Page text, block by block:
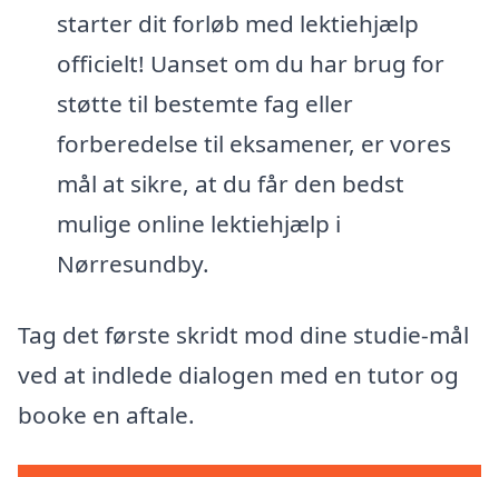
starter dit forløb med lektiehjælp
officielt! Uanset om du har brug for
støtte til bestemte fag eller
forberedelse til eksamener, er vores
mål at sikre, at du får den bedst
mulige online lektiehjælp i
Nørresundby.
Tag det første skridt mod dine studie-mål
ved at indlede dialogen med en tutor og
booke en aftale.